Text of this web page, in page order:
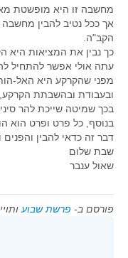
מחשבה זו היא מופשטת
אך ככל נטיב להבין
הקב"ה.
כך נבין את המציאות היא
עתה אולי אפשר להתחיל
מפני שהקרקע היא האל-
ובעבודת ובהשבתת
בכך שמיטה שייכת להר סיני.
בנוסף, כל פרט ופרט הוא
דבר זה כדאי להבין
שבת שלום
שאול ענבר
פורסם ב- פרשת שבוע